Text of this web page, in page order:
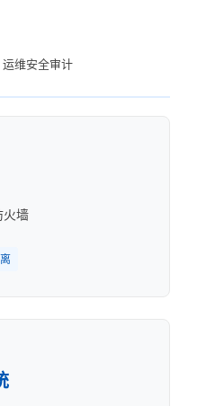
维安全审计
火墙